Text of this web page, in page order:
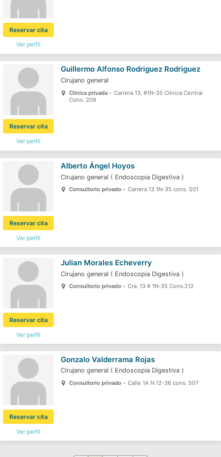
Ver perfil
Reservar cita
Ver perfil
Reservar cita
Guillermo Alfonso Rodriguez Rodriguez
Cirujano general
Clínica privada - Carrera 13, #1N-35 Clinica Central
Cons. 209
Ver perfil
Reservar cita
Alberto Ángel Hoyos
Cirujano general ( Endoscopia Digestiva )
Consultorio privado - Carrera 13 1N-35 cons. 501
Ver perfil
Reservar cita
Julian Morales Echeverry
Cirujano general ( Endoscopia Digestiva )
Consultorio privado - Cra. 13 # 1N-35 Cons.212
Ver perfil
Reservar cita
Gonzalo Valderrama Rojas
Cirujano general ( Endoscopia Digestiva )
Consultorio privado - Calle 1A N 12-36 cons. 507